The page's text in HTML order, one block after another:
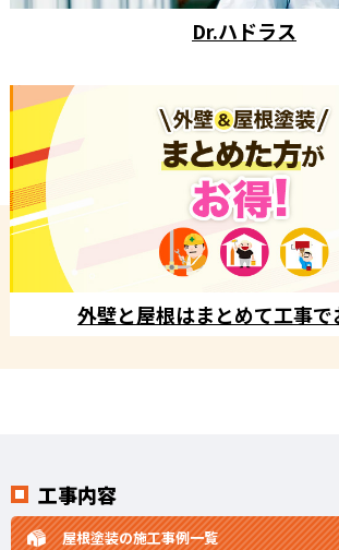
Dr.ハドラス
外壁と屋根はまとめて工事で
工事内容
屋根塗装の施工事例一覧